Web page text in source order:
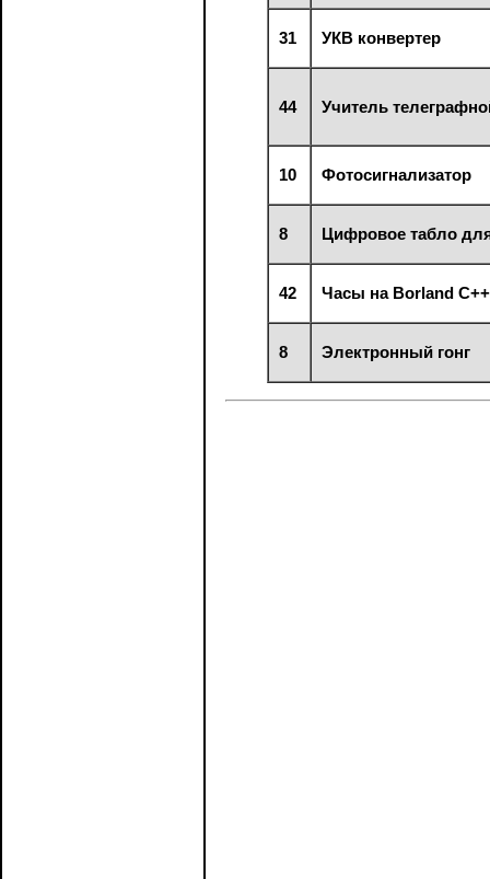
31 УКВ конвертер
44 Учитель
10 Фотосигнализатор
8 Цифровое табло
42 Часы на Borland
8 Электронный гонг